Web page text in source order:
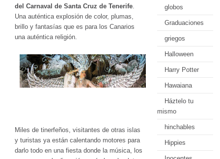
del Carnaval de Santa Cruz de Tenerife
Una auténtica explosión de color, plumas,
brillo y fantasías que es para los Canarios
una auténtica religión.
Miles de tinerfeños, visitantes de otras islas
y turistas ya están calentando motores para
darlo todo en una fiesta donde la música, los
globos
Graduaciones
griegos
Halloween
Harry Potter
Hawaiana
Háztelo tu
mismo
hinchables
Hippies